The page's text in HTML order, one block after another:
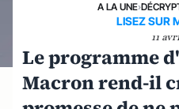
A LA UNE›
LISEZ SUR
11
Le programme
Macron rend-il